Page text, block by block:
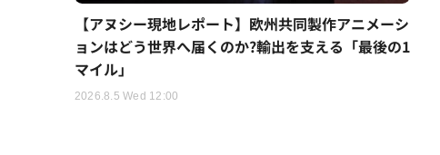
【アヌシー現地レポート】欧州共同製作アニメーシ
ョンはどう世界へ届くのか?輸出を支える「最後の1
マイル」
2026.8.5 Wed 12:00